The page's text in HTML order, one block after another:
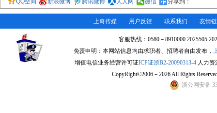
QQ空间 新浪微博 腾讯微博 人人网 微信 分享到：
上奇传媒 用户反馈 联系我们 友情
客服热线：0580－8910000 2025505
免责申明：本网站信息均由求职者、招聘者自由发布，
增值电信业务经营许可证ICP证浙B2-20090313-4 人力资
CopyRight©2006－2026 All Rights
浙公网安备